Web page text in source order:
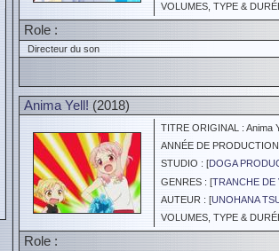
VOLUMES, TYPE &
Role :
Directeur du son
Anima Yell! (2018)
TITRE ORIGINAL : Anima
ANNÉE DE
STUDIO : [DOGA
GENRES : [TRANCHE DE
AUTEUR : [UNOHANA
VOLUMES, TYPE &
Role :